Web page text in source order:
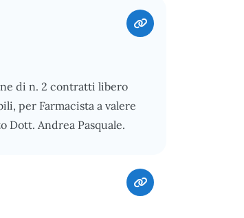
di n. 2 contratti libero
per Farmacista a valere
Dott. Andrea Pasquale.